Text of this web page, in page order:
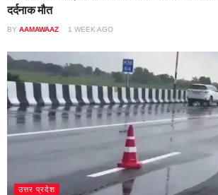
दर्दनाक मौत
BY AAMAWAAZ 1 WEEK AGO
उत्तर प्रदेश